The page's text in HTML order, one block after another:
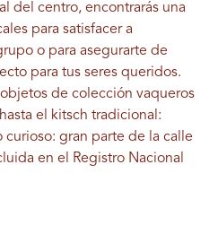
del centro, encontrarás una
para satisfacer a
o para asegurarte de
para tus seres queridos.
de colección vaqueros
el kitsch tradicional:
curioso: gran parte de la calle
en el Registro Nacional